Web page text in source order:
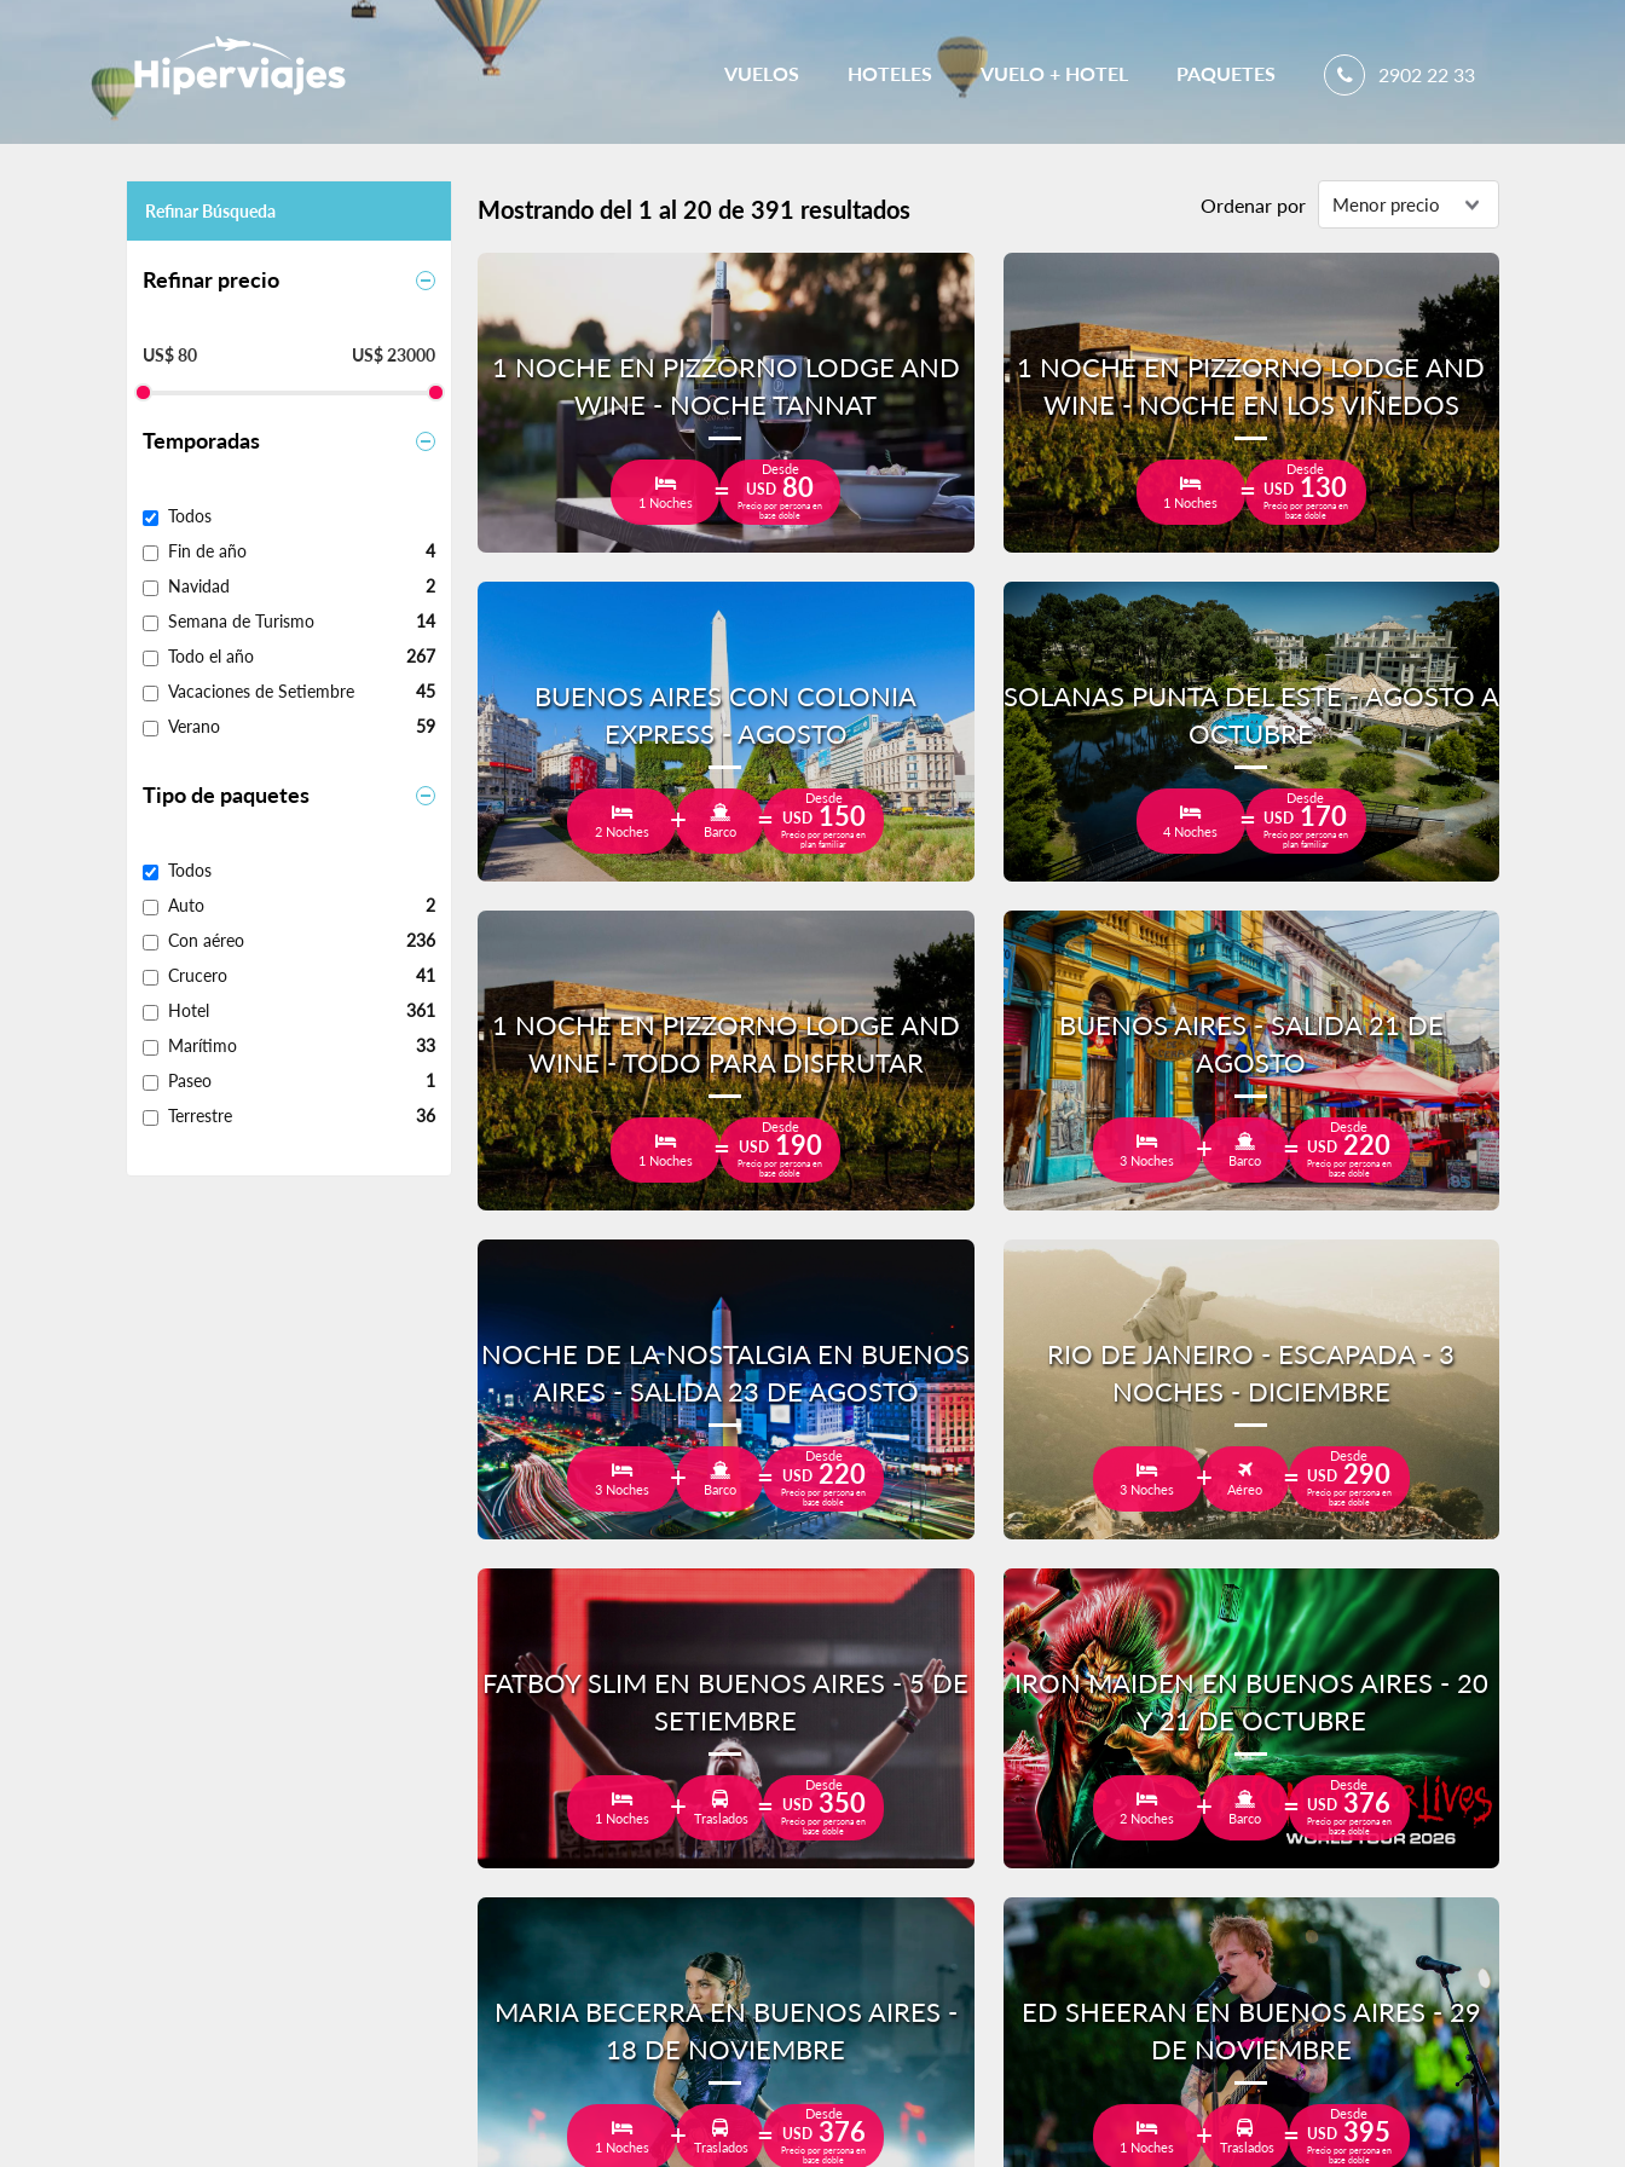
VUELOS HOTELES VUELO + HOTEL PAQUETES 2902 22 33
Refinar Búsqueda
Refinar precio
US$ 80 US$ 23000
Temporadas
Todos
Fin de año
4
Navidad
2
Semana de Turismo
14
Todo el año
267
Vacaciones de Setiembre
45
Verano
59
Tipo de paquetes
Todos
Auto
2
Con aéreo
236
Crucero
41
Hotel
361
Marítimo
33
Paseo
1
Terrestre
36
Mostrando del 1 al 20 de 391 resultados Ordenar por
1 NOCHE EN PIZZORNO LODGE AND
WINE - NOCHE TANNAT
1 Noches
Desde
USD 80
Precio por persona en
base doble
1 NOCHE EN PIZZORNO LODGE AND
WINE - NOCHE EN LOS VIÑEDOS
1 Noches
Desde
USD 130
Precio por persona en
base doble
BUENOS AIRES CON COLONIA
EXPRESS - AGOSTO
2 Noches Barco
Desde
USD150
Precio por persona en
plan familiar
SOLANAS PUNTA DEL ESTE - AGOSTO A
OCTUBRE
4 Noches
Desde
USD 170
Precio por persona en
plan familiar
1 NOCHE EN PIZZORNO LODGE AND
WINE - TODO PARA DISFRUTAR
1 Noches
Desde
USD190
Precio por persona en
base doble
BUENOS AIRES - SALIDA 21 DE
AGOSTO
3 Noches Barco
Desde
USD 220
Precio por persona en
base doble
NOCHE DE LA NOSTALGIA EN BUENOS
AIRES - SALIDA 23 DE AGOSTO
3 Noches Barco
Desde
USD220
Precio por persona en
base doble
RIO DE JANEIRO - ESCAPADA - 3
NOCHES - DICIEMBRE
3 Noches Aéreo
Desde
USD 290
Precio por persona en
base doble
FATBOY SLIM EN BUENOS AIRES - 5 DE
SETIEMBRE
1 Noches Traslados
Desde
USD350
Precio por persona en
base doble
IRON MAIDEN EN BUENOS AIRES - 20
Y 21 DE OCTUBRE
2 Noches Barco
Desde
USD 376
Precio por persona en
base doble
MARIA BECERRA EN BUENOS AIRES -
18 DE NOVIEMBRE
1 Noches Traslados
Desde
USD376
Precio por persona en
base doble
ED SHEERAN EN BUENOS AIRES - 29
DE NOVIEMBRE
1 Noches Traslados
Desde
USD 395
Precio por persona en
base doble